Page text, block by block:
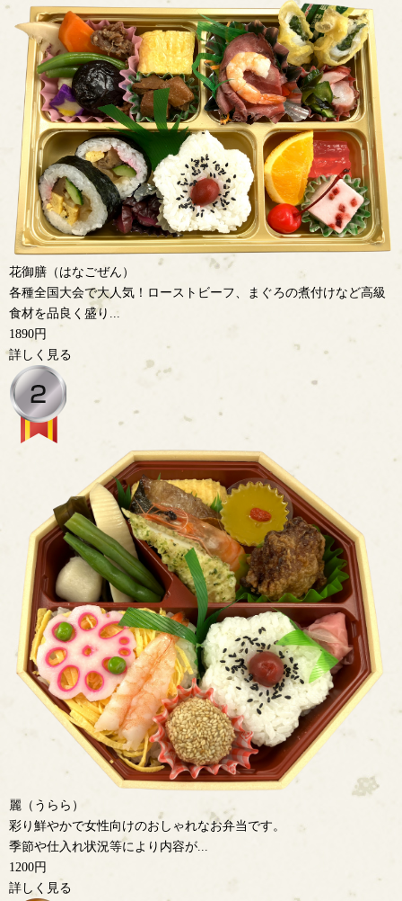
花御膳（はなごぜん）
各種全国大会で大人気！ローストビーフ、まぐろの煮付けなど高級
食材を品良く盛り...
1890円
詳しく見る
麗（うらら）
彩り鮮やかで女性向けのおしゃれなお弁当です。
季節や仕入れ状況等により内容が...
1200円
詳しく見る